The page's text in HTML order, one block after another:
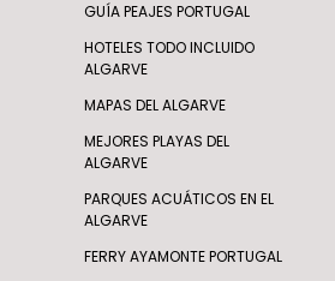
GUÍA PEAJES PORTUGAL
HOTELES TODO INCLUIDO
ALGARVE
MAPAS DEL ALGARVE
MEJORES PLAYAS DEL
ALGARVE
PARQUES ACUÁTICOS EN EL
ALGARVE
FERRY AYAMONTE PORTUGAL